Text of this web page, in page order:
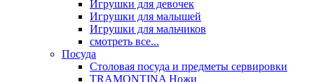
Игрушки для девочек
Игрушки для малышей
Игрушки для мальчиков
смотреть все...
Посуда
Столовая посуда и предметы сервировки
TRAMONTINA Ножи